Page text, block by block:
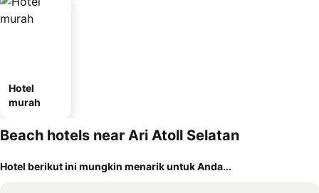
Hotel
murah
Beach hotels near Ari Atoll Selatan
Hotel berikut ini mungkin menarik untuk Anda...